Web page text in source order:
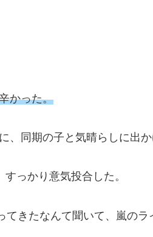
かった。
、同期の子と気晴らしに出か
っかり意気投合した。
きたなんて聞いて、嵐のラ